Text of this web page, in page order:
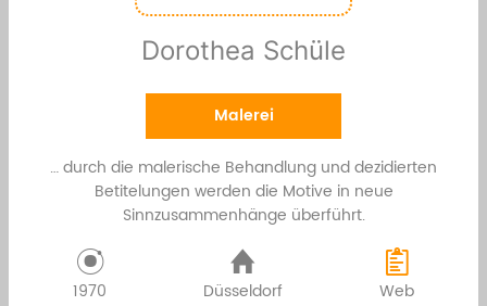
Dorothea Schüle
Malerei
… durch die malerische Behandlung und dezidierten
Betitelungen werden die Motive in neue
Sinnzusammenhänge überführt.
1970 Düsseldorf Web